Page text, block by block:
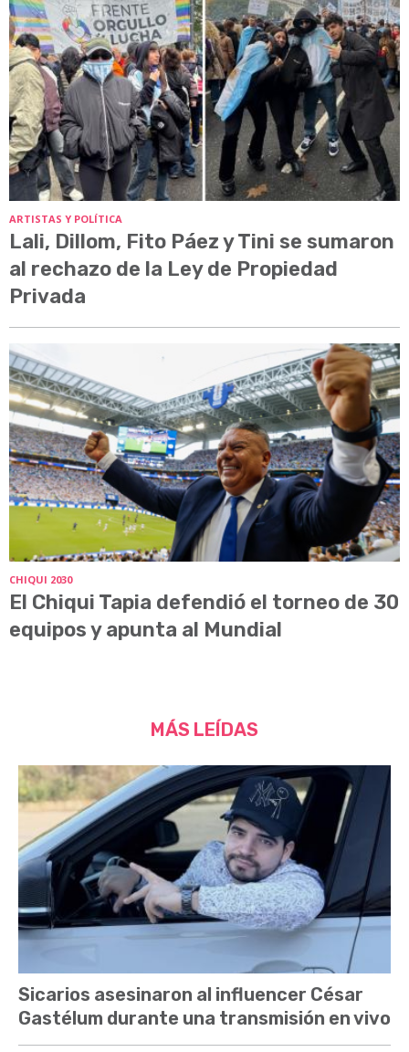
ARTISTAS Y POLÍTICA
Lali, Dillom, Fito Páez y Tini se sumaron
al rechazo de la Ley de Propiedad
Privada
CHIQUI 2030
El Chiqui Tapia defendió el torneo de 30
equipos y apunta al Mundial
MÁS LEÍDAS
Sicarios asesinaron al influencer César
Gastélum durante una transmisión en vivo